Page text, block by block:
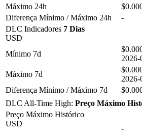
Máximo 24h
Diferença Mínimo / Máximo 24h
-
DLC Indicadores 7 Dias
USD
Mínimo 7d
2026-
Máximo 7d
2026-
Diferença Mínimo / Máximo 7d
DLC All-Time High: Preço Máximo
Preço Máximo Histórico
USD
-